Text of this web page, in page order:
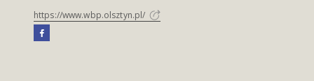
https://www.wbp.olsztyn.pl/